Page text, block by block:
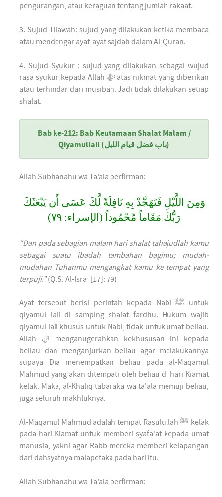
pengurangan, atau keraguan tentang jumlah rakaat.
3. Sujud Tilawah: sujud yang dilakukan ketika membaca
atau mendengar ayat-ayat sajdah dalam Al-Quran.
4. Sujud Syukur : sujud yang dilakukan sebagai wujud
rasa syukur kepada Allah ﷻ atas nikmat yang diberikan
atau terhindar dari musibah. Jadi tidak dilakukan setiap
shalat.
Bab ke-212: Bab Keutamaan Shalat Malam /
Qiyamullail (باب فضل قيام الليل)
Allah Subhanahu wa Ta’ala berfirman:
وَمِنَ اللَّيْلِ فَتَهَجَّدْ بِهِ نَافِلَةً لَّكَ عَسَى أَن يَبْعَثَكَ
رَبُّكَ مَقَاماً مَّحْمُوداً (الإسراء: ٧٩)
“Dan pada sebagian malam hari shalat tahajudlah kamu
sebagai suatu ibadah tambahan bagimu; mudah-
mudahan Tuhanmu mengangkat kamu ke tempat yang
terpuji.”(Q.S. Al-Isra’ [17]: 79)
Ayat tersebut berisi perintah kepada Nabi ﷺ untuk
qiyamul lail di samping shalat fardhu. Hukum wajib
qiyamul lail khusus untuk Nabi, tidak untuk umat beliau.
Allah ﷻ menganugerahkan kekhususan ini kepada
beliau dan menganjurkan beliau agar melakukannya
supaya Dia menempatkan beliau pada al-Maqamul
Mahmud yang akan ditempati oleh beliau di hari Kiamat
kelak. Maka, al-Khaliq tabaraka wa ta'ala memuji beliau,
juga seluruh makhluknya.
Al-Maqamul Mahmud adalah tempat Rasulullah ﷺ kelak
pada hari Kiamat untuk memberi syafa'at kepada umat
manusia, yakni agar Rabb mereka memberi kelapangan
dari dahsyatnya malapetaka pada hari itu.
Allah Subhanahu wa Ta’ala berfirman: